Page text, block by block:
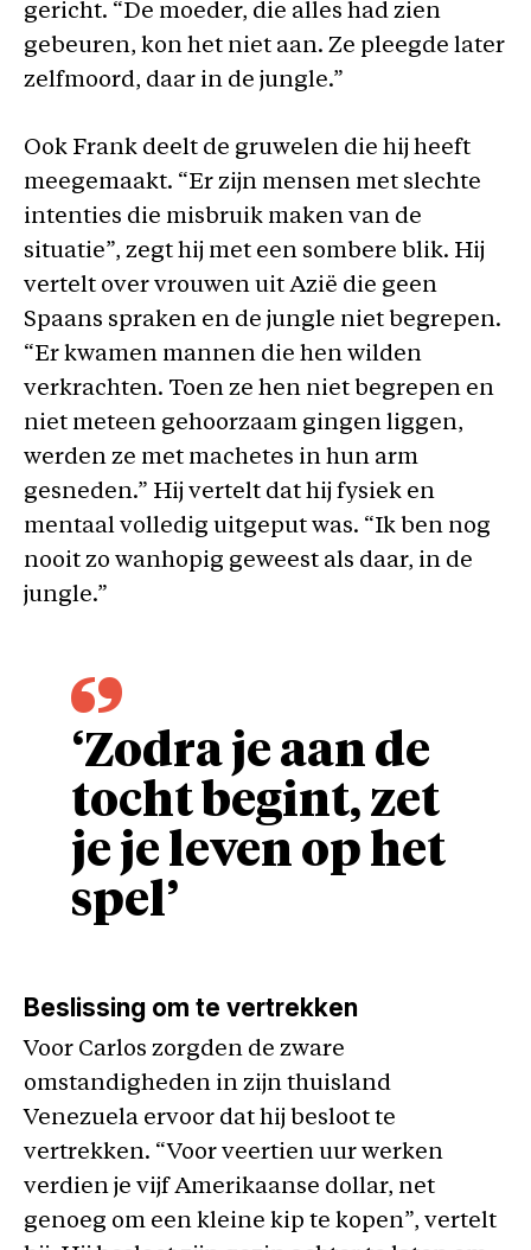
gericht. “De moeder, die alles had zien
gebeuren, kon het niet aan. Ze pleegde later
zelfmoord, daar in de jungle.”
Ook Frank deelt de gruwelen die hij heeft
meegemaakt. “Er zijn mensen met slechte
intenties die misbruik maken van de
situatie”, zegt hij met een sombere blik. Hij
vertelt over vrouwen uit Azië die geen
Spaans spraken en de jungle niet begrepen.
“Er kwamen mannen die hen wilden
verkrachten. Toen ze hen niet begrepen en
niet meteen gehoorzaam gingen liggen,
werden ze met machetes in hun arm
gesneden.” Hij vertelt dat hij fysiek en
mentaal volledig uitgeput was. “Ik ben nog
nooit zo wanhopig geweest als daar, in de
jungle.”
‘Zodra je aan de
tocht begint, zet
je je leven op het
spel’
Beslissing om te vertrekken
Voor Carlos zorgden de zware
omstandigheden in zijn thuisland
Venezuela ervoor dat hij besloot te
vertrekken. “Voor veertien uur werken
verdien je vijf Amerikaanse dollar, net
genoeg om een kleine kip te kopen”, vertelt